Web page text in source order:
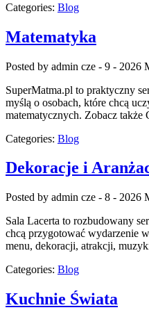
Categories: Blog
Matematyka
Posted by admin cze - 9 - 2026
SuperMatma.pl to praktyczny
myślą o osobach, które chcą
matematycznych. Zobacz
Categories: Blog
Dekoracje i
Posted by admin cze - 8 - 2026
Sala Lacerta to rozbudowany
chcą przygotować wydarzenie
menu, dekoracji, atrakcji,
Categories: Blog
Kuchnie Świata